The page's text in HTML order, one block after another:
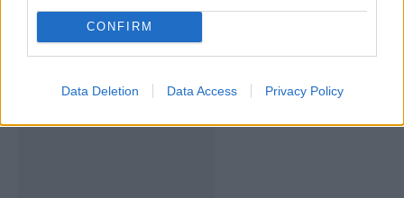
CONFIRM
Data Deletion Data Access Privacy Policy
Deputados do PSD saúdam Banda
Sinfónica da ARMAB pelo 1º lugar no
certame internacional de Valência